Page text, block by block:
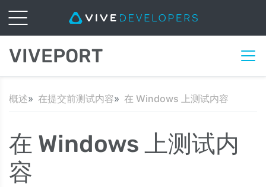
VIVEPORT
概述 在提交前测试内容 在 Windows 上测试内容
在 Windows 上测试内
容